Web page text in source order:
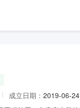
成立日期： 2019-06-24